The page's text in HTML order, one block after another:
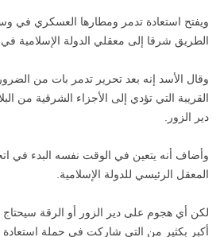
ويفتح استعادة تدمر ومطارها العسكري في
الطريق شرقا إلى معقلي الدولة الإسلامية في
وقال الأسد إنه بعد تحرير تدمر بات من
القريبة التي تؤدي إلى الأجزاء الشرقية من
دير الزور.
وأضاف أنه يتعين في الوقت نفسه البدء في
المعقل الرئيسي للدولة الإسلامية.
لكن أي هجوم على دير الزور أو الرقة
أكبر بكثير من التي شاركت في حملة استعادة